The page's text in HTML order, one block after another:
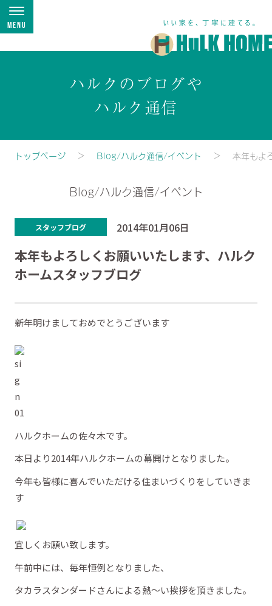
Menu
ハルクのブログや
ハルク通信
トップページ Blog/ハルク通信/イベント 本年もよ
Blog/ハルク通信/イベント
スタッフブログ 2014年01月06日
本年もよろしくお願いいたします、ハルク
ホームスタッフブログ
新年明けましておめでとうございます
ハルクホームの佐々木です。
本日より2014年ハルクホームの幕開けとなりました。
今年も皆様に喜んでいただける住まいづくりをしていきま
す
宜しくお願い致します。
午前中には、毎年恒例となりました、
タカラスタンダードさんによる熱～い挨拶を頂きました。